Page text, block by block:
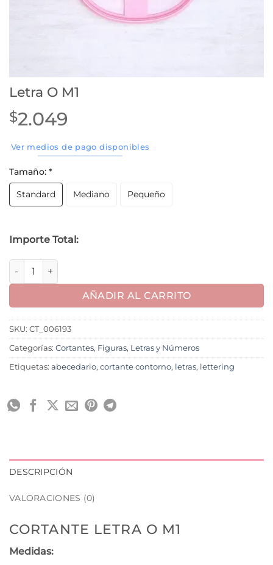
Letra O M1
$2.049
Ver medios de pago disponibles
Tamaño: *
Standard Mediano Pequeño
Importe Total:
Letra O M1 cantidad
AÑADIR AL CARRITO
SKU: CT_006193
Categorías: Cortantes, Figuras, Letras y Números
Etiquetas: abecedario, cortante contorno, letras, lettering
DESCRIPCIÓN
VALORACIONES (0)
CORTANTE LETRA O M1
Medidas: